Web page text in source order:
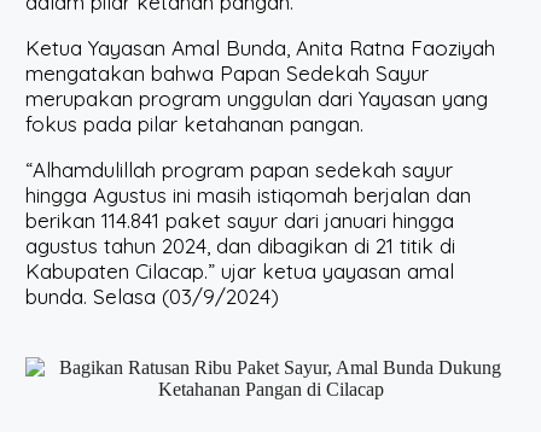
Ketua Yayasan Amal Bunda, Anita Ratna Faoziyah
mengatakan bahwa Papan Sedekah Sayur
merupakan program unggulan dari Yayasan yang
fokus pada pilar ketahanan pangan.
“Alhamdulillah program papan sedekah sayur
hingga Agustus ini masih istiqomah berjalan dan
berikan 114.841 paket sayur dari januari hingga
agustus tahun 2024, dan dibagikan di 21 titik di
Kabupaten Cilacap.” ujar ketua yayasan amal
bunda. Selasa (03/9/2024)